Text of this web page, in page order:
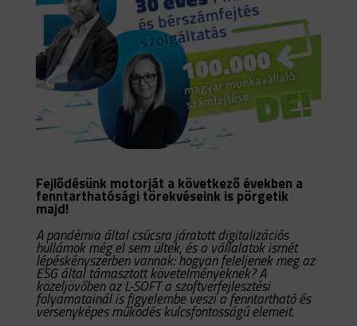
Fejlődésünk motorját a következő években a
fenntarthatósági törekvéseink is pörgetik
majd!
A pandémia által csúcsra járatott digitalizációs
hullámok még el sem ültek, és a vállalatok ismét
lépéskényszerben vannak: hogyan feleljenek meg az
ESG által támasztott követelményeknek? A
közeljövőben az L-SOFT a szoftverfejlesztési
folyamatainál is figyelembe veszi a fenntartható és
versenyképes működés kulcsfontosságú elemeit.